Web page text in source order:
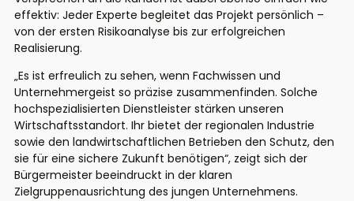
effektiv: Jeder Experte begleitet das Projekt persönlich –
von der ersten Risikoanalyse bis zur erfolgreichen
Realisierung.
„Es ist erfreulich zu sehen, wenn Fachwissen und
Unternehmergeist so präzise zusammenfinden. Solche
hochspezialisierten Dienstleister stärken unseren
Wirtschaftsstandort. Ihr bietet der regionalen Industrie
sowie den landwirtschaftlichen Betrieben den Schutz, den
sie für eine sichere Zukunft benötigen“, zeigt sich der
Bürgermeister beeindruckt in der klaren
Zielgruppenausrichtung des jungen Unternehmens.